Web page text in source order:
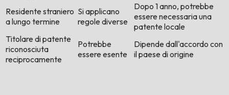
Residente straniero
a lungo termine
Si applicano
regole diverse
Dopo 1 anno, potrebbe
essere necessaria una
patente locale
Titolare di patente
riconosciuta
reciprocamente
Potrebbe
essere esente
Dipende dall'accordo con
il paese di origine